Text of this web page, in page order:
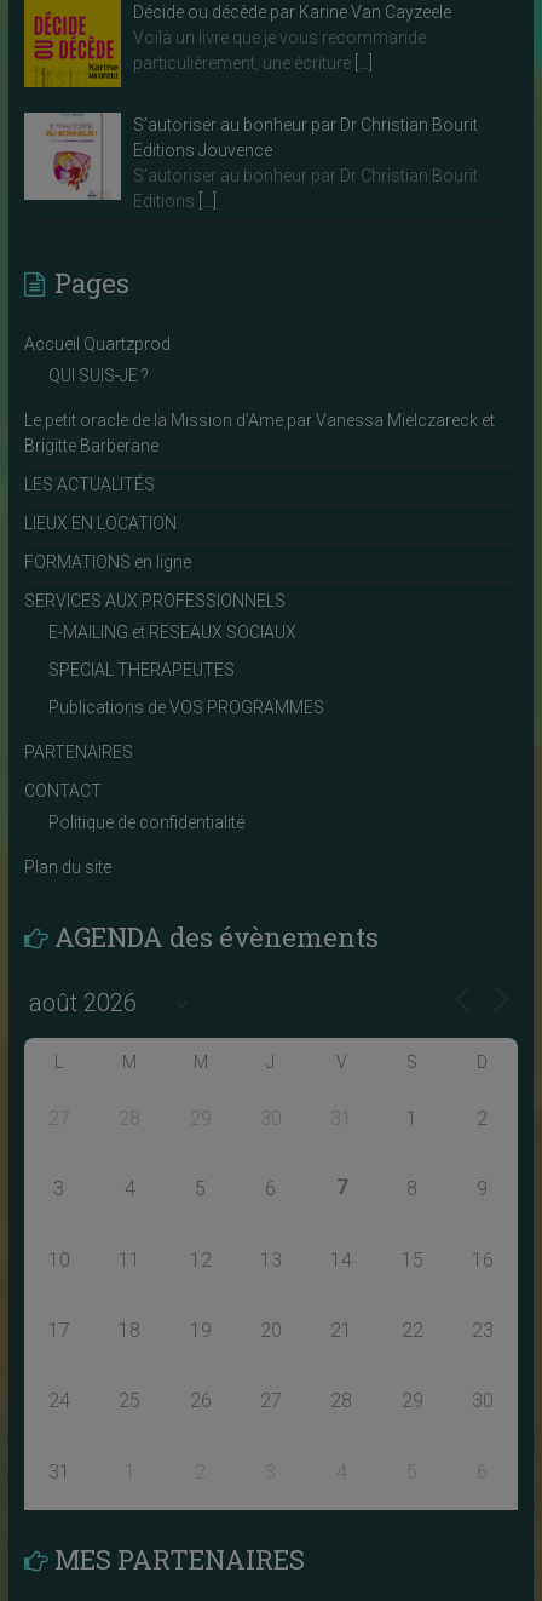
Décide ou décède par Karine Van Cayzeele
Voilà un livre que je vous recommande
particulièrement, une écriture
S’autoriser au bonheur par Dr Christian Bourit
Editions Jouvence
S’autoriser au bonheur par Dr Christian Bourit
Editions
Pages
Accueil Quartzprod
QUI SUIS-JE ?
Le petit oracle de la Mission d’Ame par Vanessa Mielczareck et
Brigitte Barberane
LES ACTUALITÉS
LIEUX EN LOCATION
FORMATIONS en ligne
SERVICES AUX PROFESSIONNELS
E-MAILING et RESEAUX SOCIAUX
SPECIAL THERAPEUTES
Publications de VOS PROGRAMMES
PARTENAIRES
CONTACT
Politique de confidentialité
Plan du site
AGENDA des évènements
M M J V S D
27 28 29 30 31 1 2
3 4 5 6 7 8 9
10 11 12 13 14 15 16
17 18 19 20 21 22 23
24 25 26 27 28 29 30
31 1 3 4 5 6
MES PARTENAIRES